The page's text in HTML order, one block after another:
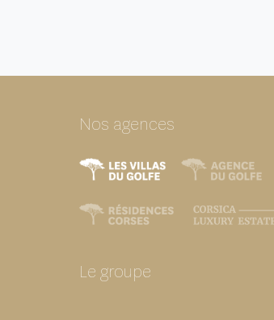
Nos agences
Le groupe